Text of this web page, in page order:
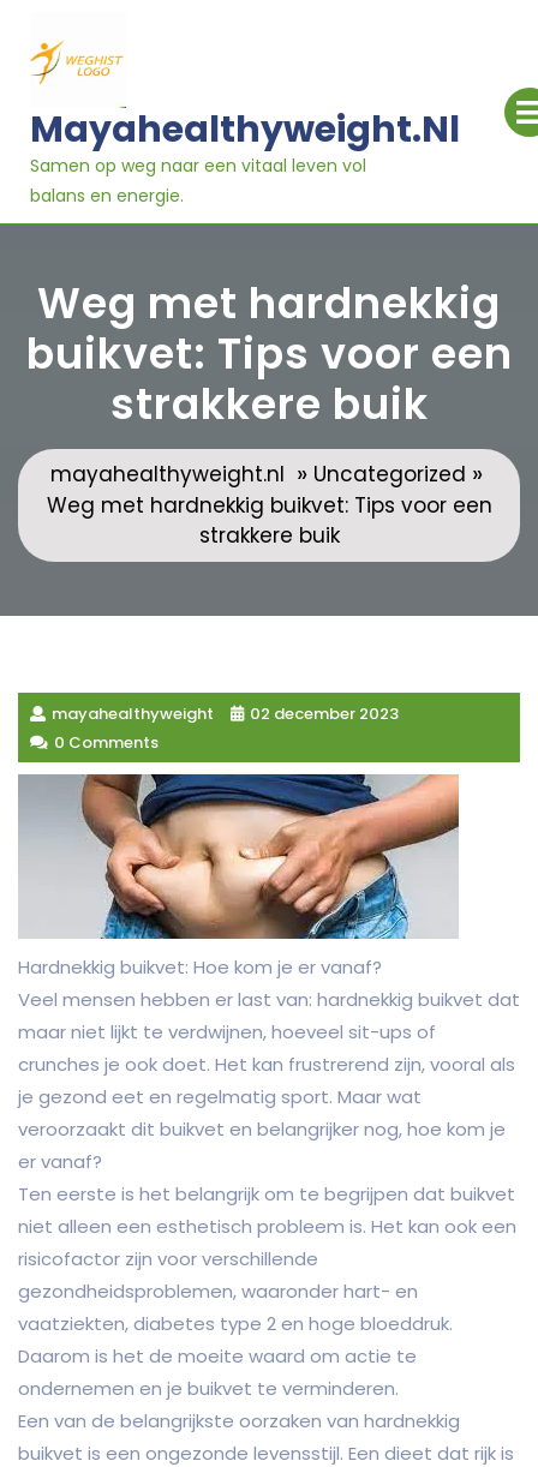
naar
inhoud
Mayahealthyweight.nl
Samen op weg naar een vitaal leven vol
balans en energie.
Weg met hardnekkig
buikvet: Tips voor een
strakkere buik
mayahealthyweight.nl » Uncategorized »
Weg met hardnekkig buikvet: Tips voor een
strakkere buik
mayahealthyweight
02 december 2023
0 Comments
Hardnekkig buikvet: Hoe kom je er vanaf?
Veel mensen hebben er last van: hardnekkig buikvet dat
maar niet lijkt te verdwijnen, hoeveel sit-ups of
crunches je ook doet. Het kan frustrerend zijn, vooral als
je gezond eet en regelmatig sport. Maar wat
veroorzaakt dit buikvet en belangrijker nog, hoe kom je
er vanaf?
Ten eerste is het belangrijk om te begrijpen dat buikvet
niet alleen een esthetisch probleem is. Het kan ook een
risicofactor zijn voor verschillende
gezondheidsproblemen, waaronder hart- en
vaatziekten, diabetes type 2 en hoge bloeddruk.
Daarom is het de moeite waard om actie te
ondernemen en je buikvet te verminderen.
Een van de belangrijkste oorzaken van hardnekkig
buikvet is een ongezonde levensstijl. Een dieet dat rijk is